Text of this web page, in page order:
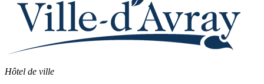
Hôtel de ville